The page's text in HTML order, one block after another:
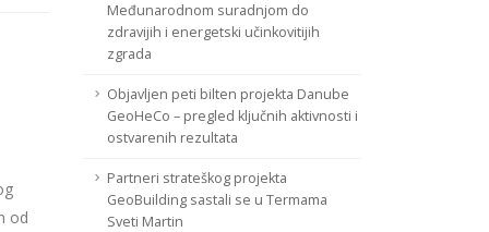
od
Međunarodnom suradnjom do
zdravijih i energetski učinkovitijih
zgrada
Objavljen peti bilten projekta Danube
GeoHeCo – pregled ključnih aktivnosti i
ostvarenih rezultata
Partneri strateškog projekta
GeoBuilding sastali se u Termama
Sveti Martin